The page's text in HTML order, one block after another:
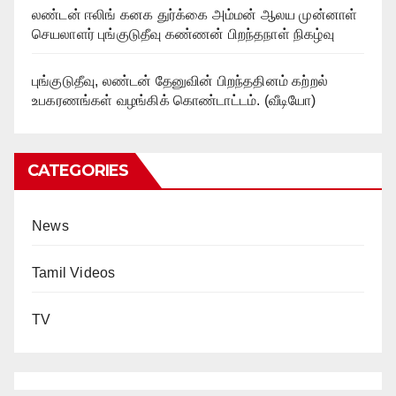
லண்டன் ஈலிங் கனக துர்க்கை அம்மன் ஆலய முன்னாள்
செயலாளர் புங்குடுதீவு கண்ணன் பிறந்தநாள் நிகழ்வு
புங்குடுதீவு, லண்டன் தேனுவின் பிறந்ததினம் கற்றல்
உபகரணங்கள் வழங்கிக் கொண்டாட்டம். (வீடியோ)
CATEGORIES
News
Tamil Videos
TV